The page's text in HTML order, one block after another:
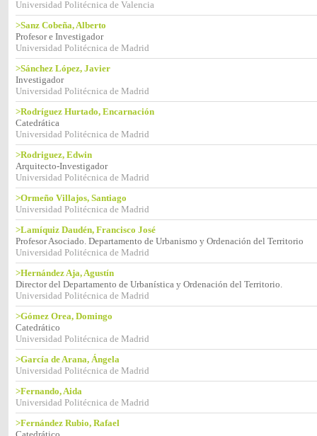
Universidad Politécnica de Valencia
>Sanz Cobeña, Alberto
Profesor e Investigador
Universidad Politécnica de Madrid
>Sánchez López, Javier
Investigador
Universidad Politécnica de Madrid
>Rodríguez Hurtado, Encarnación
Catedrática
Universidad Politécnica de Madrid
>Rodriguez, Edwin
Arquitecto-Investigador
Universidad Politécnica de Madrid
>Ormeño Villajos, Santiago
Universidad Politécnica de Madrid
>Lamíquiz Daudén, Francisco José
Profesor Asociado. Departamento de Urbanismo y Ordenación del Territorio
Universidad Politécnica de Madrid
>Hernández Aja, Agustín
Director del Departamento de Urbanística y Ordenación del Territorio.
Universidad Politécnica de Madrid
>Gómez Orea, Domingo
Catedrático
Universidad Politécnica de Madrid
>García de Arana, Ángela
Universidad Politécnica de Madrid
>Fernando, Aida
Universidad Politécnica de Madrid
>Fernández Rubio, Rafael